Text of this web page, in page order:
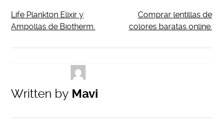
Life Plankton Elixir y
Ampollas de Biotherm.
Comprar lentillas de
colores baratas online.
Written by Mavi